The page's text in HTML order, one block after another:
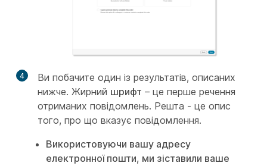
4
Ви побачите один із результатів, описаних
нижче. Жирний шрифт – це перше речення
отриманих повідомлень. Решта - це опис
того, про що вказує повідомлення.
Використовуючи вашу адресу
електронної пошти, ми зіставили ваше